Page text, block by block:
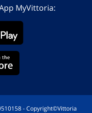
MyVittoria:
- Copyright©Vittoria